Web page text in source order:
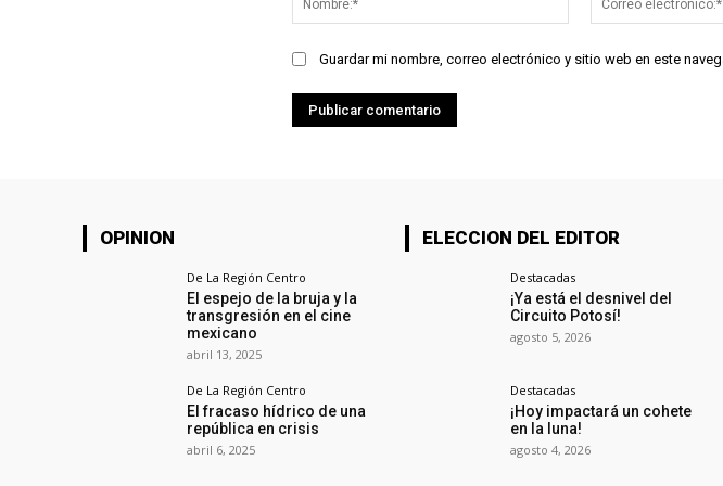
Guardar mi nombre, correo electrónico y sitio web en este
OPINION
De La Región Centro
El espejo de la bruja y la
transgresión en el cine
mexicano
abril 13, 2025
De La Región Centro
El fracaso hídrico de una
república en crisis
abril 6, 2025
ELECCION DEL EDITOR
Destacadas
¡Ya está el desnivel del
Circuito Potosí!
agosto 5, 2026
Destacadas
¡Hoy impactará un cohete
en la luna!
agosto 4, 2026